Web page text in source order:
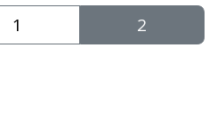
1 2